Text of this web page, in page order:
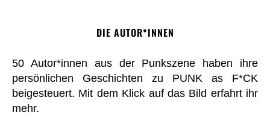
DIE AUTOR*INNEN
50 Autor*innen aus der Punkszene haben ihre
persönlichen Geschichten zu PUNK as F*CK
beigesteuert. Mit dem Klick auf das Bild erfahrt ihr
mehr.